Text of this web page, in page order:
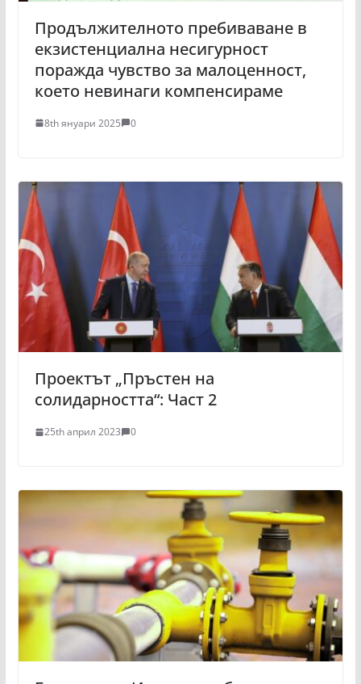
Продължителното пребиваване в
екзистенциална несигурност
поражда чувство за малоценност,
което невинаги компенсираме
8th януари 2025 0
Проектът „Пръстен на
солидарността“: Част 2
25th април 2023 0